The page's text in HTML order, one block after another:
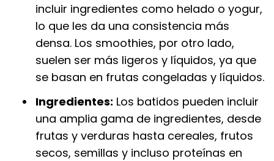
incluir ingredientes como helado o yogur,
lo que les da una consistencia más
densa. Los smoothies, por otro lado,
suelen ser más ligeros y líquidos, ya que
se basan en frutas congeladas y líquidos.
Ingredientes: Los batidos pueden incluir
una amplia gama de ingredientes, desde
frutas y verduras hasta cereales, frutos
secos, semillas y incluso proteínas en